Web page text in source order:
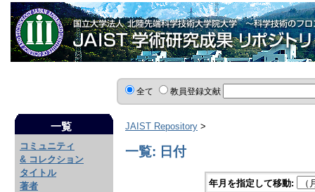
全て 教員登録文献
一覧
コミュニティ
& コレクション
タイトル
著者
JAIST Repository >
一覧: 日付
年月を指定して移動: